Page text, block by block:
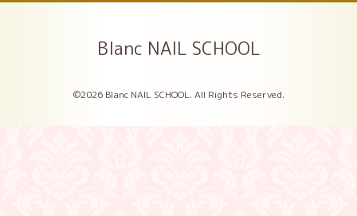
Blanc NAIL SCHOOL
©2026 Blanc NAIL SCHOOL. All Rights Reserved.